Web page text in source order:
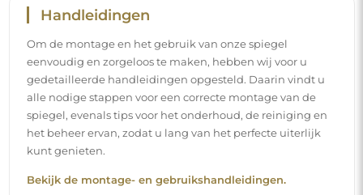
Handleidingen
Om de montage en het gebruik van onze spiegel
eenvoudig en zorgeloos te maken, hebben wij voor u
gedetailleerde handleidingen opgesteld. Daarin vindt u
alle nodige stappen voor een correcte montage van de
spiegel, evenals tips voor het onderhoud, de reiniging en
het beheer ervan, zodat u lang van het perfecte uiterlijk
kunt genieten.
Bekijk de montage- en gebruikshandleidingen.